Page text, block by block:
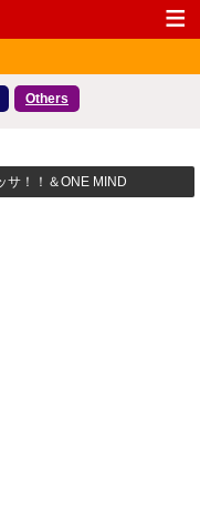
Others
サ！！＆ONE MIND